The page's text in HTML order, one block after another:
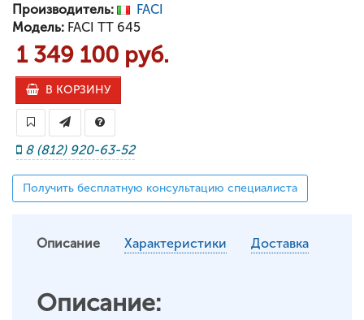
Производитель:
FACI
Модель: FACI TT 645
1 349 100 руб.
В КОРЗИНУ
8 (812) 920-63-52
Получить бесплатную консультацию специалиста
Описание Характеристики Доставка
Описание: